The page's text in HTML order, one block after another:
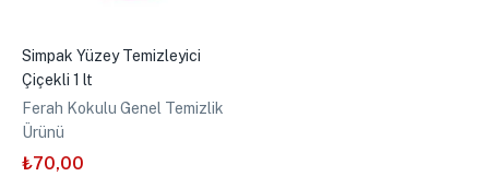
Simpak Yüzey Temizleyici
Çiçekli 1 lt
Ferah Kokulu Genel Temizlik
Ürünü
₺70,00